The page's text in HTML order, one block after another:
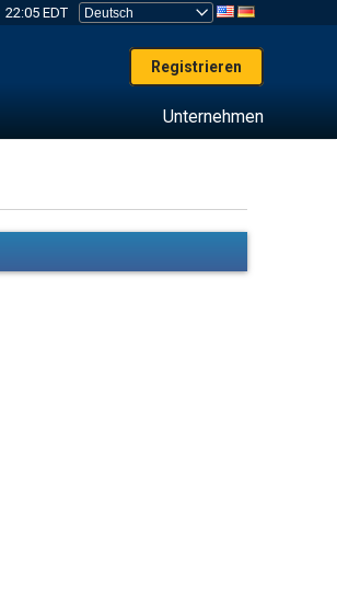
22:05 EDT
Registrieren
Unternehmen